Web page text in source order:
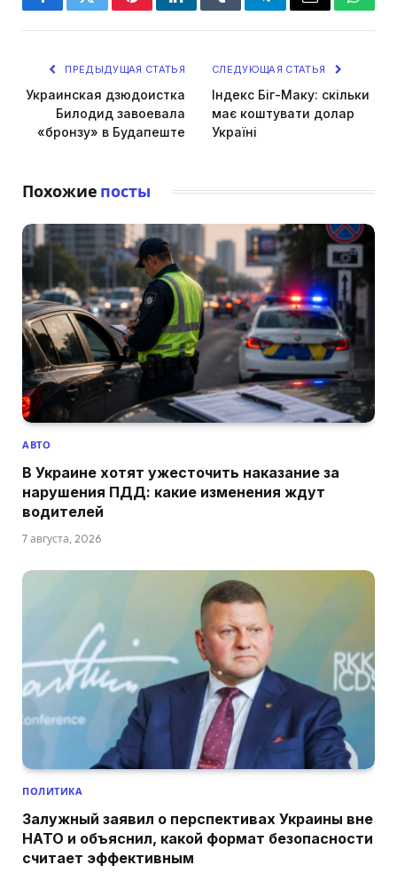
FacebookTwitterPinterestLinkedInTumblrTelegramEmail
ПРЕДЫДУЩАЯ СТАТЬЯ
Украинская дзюдоистка
Билодид завоевала
«бронзу» в Будапеште
СЛЕДУЮЩАЯ СТАТЬЯ
Індекс Біг-Маку: скільки
має коштувати долар
Україні
Похожие посты
АВТО
В Украине хотят ужесточить наказание за
нарушения ПДД: какие изменения ждут
водителей
7 августа, 2026
ПОЛИТИКА
Залужный заявил о перспективах Украины вне
НАТО и объяснил, какой формат безопасности
считает эффективным